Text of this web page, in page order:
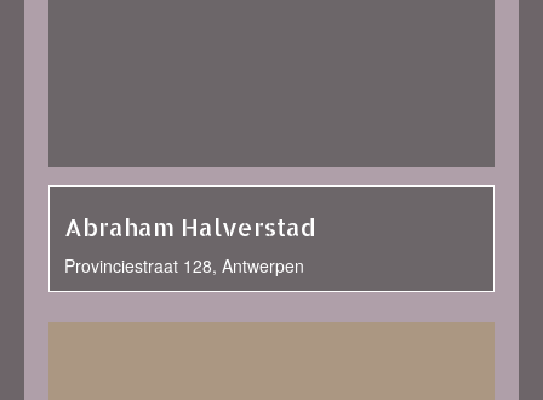
Abraham Halverstad
Provinciestraat 128, Antwerpen